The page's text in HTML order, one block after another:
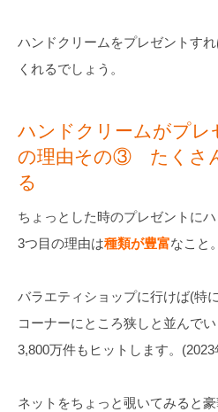
ハンドクリームをプレゼントす
くれるでしょう。
ハンドクリームがプレ
の理由その③ たくさ
る
ちょっとした時のプレゼントに
3つ目の理由は種類が豊富なこと。
バラエティショップに行けば(特
コーナーにところ狭しと並んで
3,800万件もヒットします。
ネットをちょっと覗いてみると